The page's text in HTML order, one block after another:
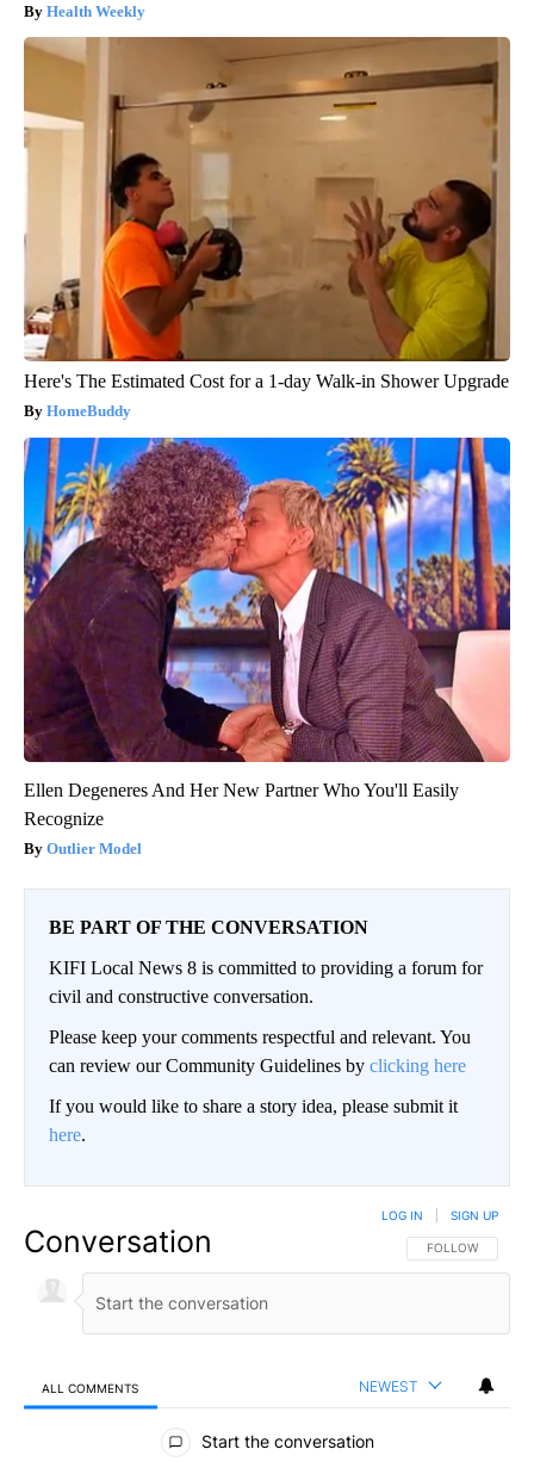
Health Weekly
Here's The Estimated Cost for a 1-day Walk-in Shower Upgrade
HomeBuddy
Ellen Degeneres And Her New Partner Who You'll Easily
Recognize
Outlier Model
BE PART OF THE CONVERSATION
KIFI Local News 8 is committed to providing a forum for
civil and constructive conversation.
Please keep your comments respectful and relevant. You
can review our Community Guidelines by clicking here
If you would like to share a story idea, please submit it
here.
Conversation FOLLOW THIS
FOLLOW
LOG IN SIGN UP
ALL COMMENTS NEWEST
All Comments
Start the conversation